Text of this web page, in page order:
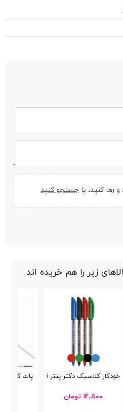
رها کنید، یا جستجو کنید
زیر را هم خریده اند
خودکار کلاسیک دکتر پنتر DP-105
۱۴,۵۰۰ تومان
پاك كن Green Will 4685